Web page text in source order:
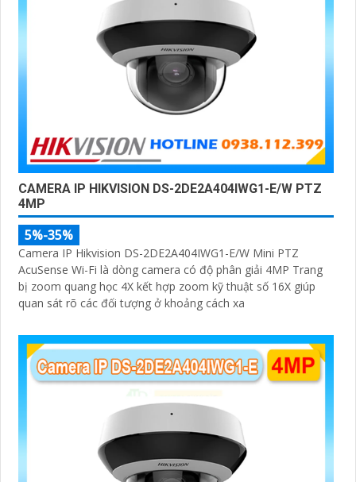
CAMERA IP HIKVISION DS-2DE2A404IWG1-E/W PTZ
4MP
5%-35%
Camera IP Hikvision DS-2DE2A404IWG1-E/W Mini PTZ
AcuSense Wi-Fi là dòng camera có độ phân giải 4MP Trang
bị zoom quang học 4X kết hợp zoom kỹ thuật số 16X giúp
quan sát rõ các đối tượng ở khoảng cách xa